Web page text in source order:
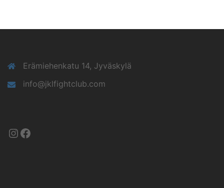
Erämiehenkatu 14, Jyväskylä
info@jklfightclub.com
Instagram Facebook